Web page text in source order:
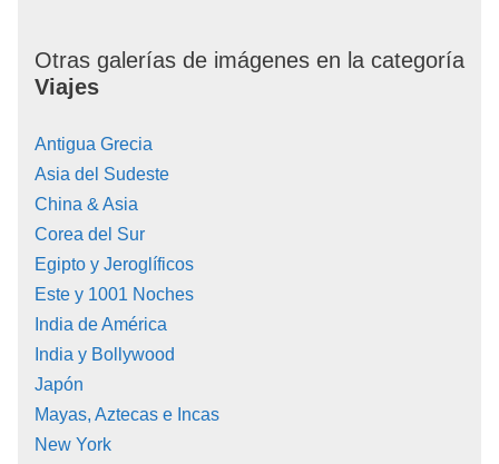
Otras galerías de imágenes en la categoría
Viajes
Antigua Grecia
Asia del Sudeste
China & Asia
Corea del Sur
Egipto y Jeroglíficos
Este y 1001 Noches
India de América
India y Bollywood
Japón
Mayas, Aztecas e Incas
New York